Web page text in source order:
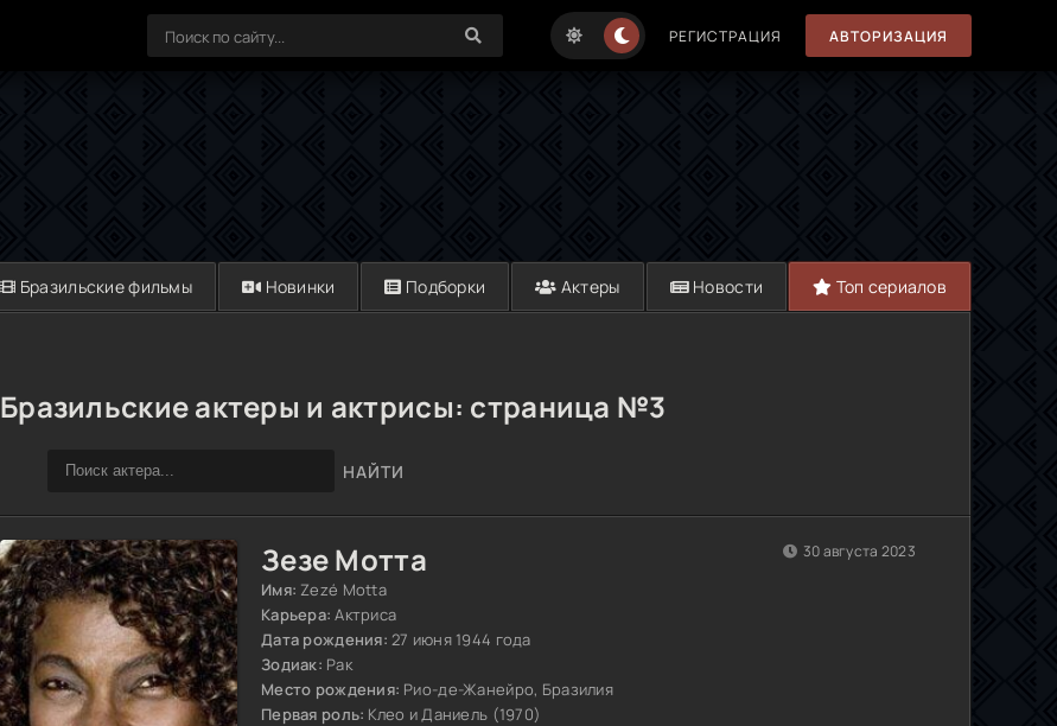
РЕГИСТРАЦИЯ АВТОРИЗАЦИЯ
Бразильские фильмы Новинки Подборки Актеры Новости Топ сериалов
Бразильские актеры и актрисы: страница №3
НАЙТИ
Зезе Мотта
Имя: Zezé Motta
Карьера: Актриса
Дата рождения: 27 июня 1944 года
Зодиак: Рак
Место рождения: Рио-де-Жанейро, Бразилия
Первая роль: Клео и Даниель (1970)
30 августа 2023